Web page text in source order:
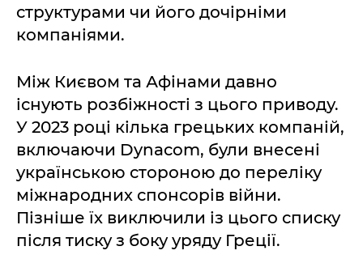
структурами чи його дочірніми
компаніями.
Між Києвом та Афінами давно
існують розбіжності з цього приводу.
У 2023 році кілька грецьких компаній,
включаючи Dynacom, були внесені
українською стороною до переліку
міжнародних спонсорів війни.
Пізніше їх виключили із цього списку
після тиску з боку уряду Греції.